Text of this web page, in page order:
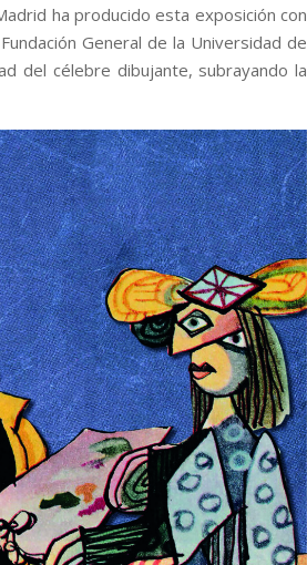
ha producido esta exposición con
General de la Universidad de
del célebre dibujante, subrayando la